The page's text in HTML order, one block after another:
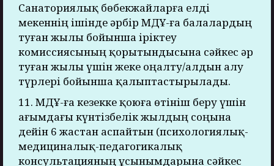
Санаториялық бөбекжайларға елді
мекеннің ішінде әрбір МДҰ-ға балалардың
туған жылы бойынша іріктеу
комиссиясының қорытындысына сәйкес әр
туған жылы үшін жеке оңалту/алдын алу
түрлері бойынша қалыптастырылады.
11. МДҰ-ға кезекке қоюға өтініш беру үшін
ағымдағы күнтізбелік жылдың соңына
дейін 6 жастан аспайтын (психологиялық-
медициналық-педагогикалық
консультацияның ұсынымдарына сәйкес